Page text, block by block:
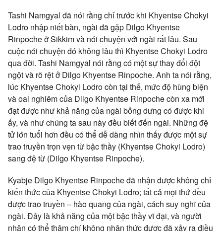
Tashi Namgyal đã nói rằng chỉ trước khi Khyentse Chokyi
Lodro nhập niết bàn, ngài đã gặp Dilgo Khyentse
Rinpoche ở Sikkim và nói chuyện với ngài rất lâu. Sau
cuộc nói chuyện đó không lâu thì Khyentse Chokyi Lodro
qua đời. Tashi Namgyal nói rằng có một sự thay đổi đột
ngột và rõ rệt ở Dilgo Khyentse Rinpoche. Anh ta nói rằng,
lúc Khyentse Chokyi Lodro còn tại thế, mức độ hùng biện
và oai nghiêm của Dilgo Khyentse Rinpoche còn xa mới
đạt được như khả năng của ngài bỗng dưng có được khi
ấy, và như chúng ta sau này đều biết đến ngài. Những đệ
tử lớn tuổi hơn đều có thể dễ dàng nhìn thấy được một sự
trao truyền trọn vẹn từ bậc thầy (Khyentse Chokyi Lodro)
sang đệ từ (Dilgo Khyentse Rinpoche).
Kyabje Dilgo Khyentse Rinpoche đã nhận được không chỉ
kiến thức của Khyentse Chokyi Lodro; tất cả mọi thứ đều
được trao truyền – hào quang của ngài, cách suy nghĩ của
ngài. Đây là khả năng của một bậc thầy vĩ đại, và người
nhận có thể thậm chí không nhận thức được đã xảy ra điều